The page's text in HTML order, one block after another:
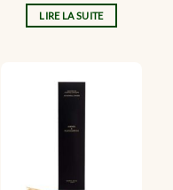
LIRE LA SUITE